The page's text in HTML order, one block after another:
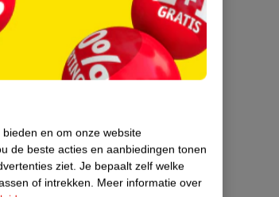
en om onze website
de beste acties en aanbiedingen tonen
ziet. Je bepaalt zelf welke
of intrekken. Meer informatie over